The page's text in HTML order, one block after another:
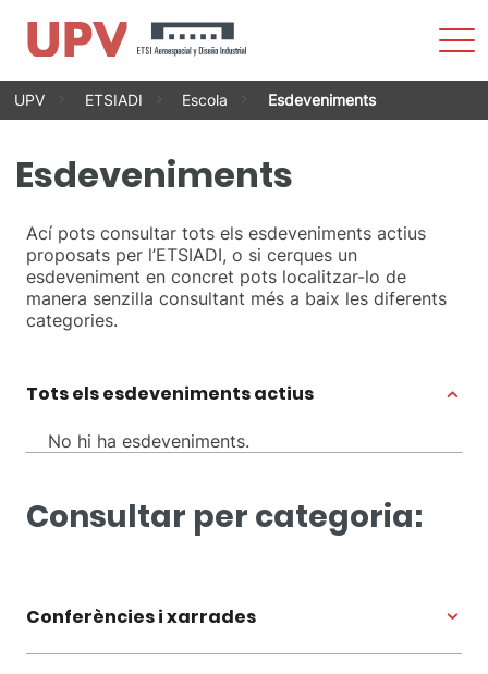
VésUPV ETSIADI Escola Esdeveniments
Esdeveniments
Ací pots consultar tots els esdeveniments actius
proposats per l’ETSIADI, o si cerques un
esdeveniment en concret pots localitzar-lo de
manera senzilla consultant més a baix les diferents
categories.
Tots els esdeveniments actius
No hi ha esdeveniments.
Consultar per categoria:
Conferències i xarrades